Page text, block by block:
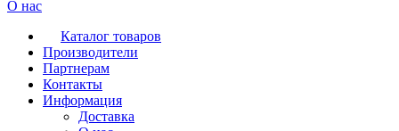
О нас
Каталог товаров
Производители
Партнерам
Контакты
Информация
Доставка